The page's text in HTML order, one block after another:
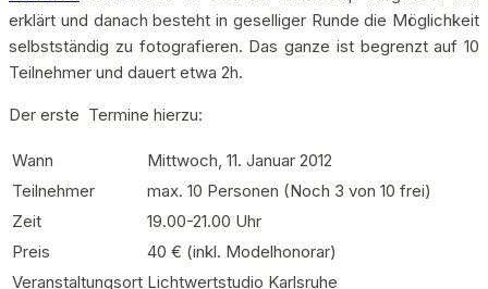
erklärt und danach besteht in geselliger Runde die Möglichkeit
selbstständig zu fotografieren. Das ganze ist begrenzt auf 10
Teilnehmer und dauert etwa 2h.
Der erste Termine hierzu:
Wann
Mittwoch, 11. Januar 2012
Teilnehmer
max. 10 Personen (Noch 3 von 10 frei)
Zeit
19.00-21.00 Uhr
Preis
40 € (inkl. Modelhonorar)
Veranstaltungsort Lichtwertstudio Karlsruhe